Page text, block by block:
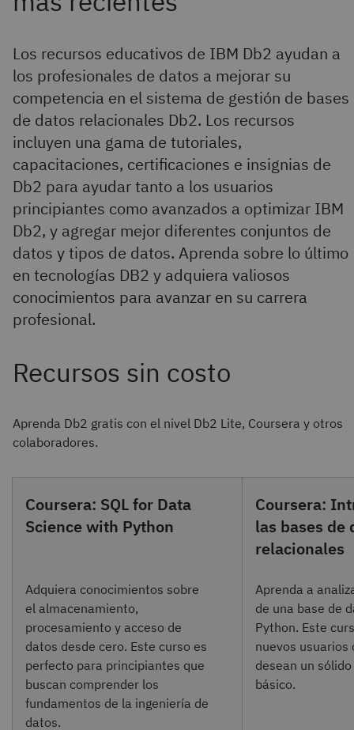
Los recursos educativos de IBM Db2 ayudan a
los profesionales de datos a mejorar su
competencia en el sistema de gestión de bases
de datos relacionales Db2. Los recursos
incluyen una gama de tutoriales,
capacitaciones, certificaciones e insignias de
Db2 para ayudar tanto a los usuarios
principiantes como avanzados a optimizar IBM
Db2, y agregar mejor diferentes conjuntos de
datos y tipos de datos. Aprenda sobre lo último
en tecnologías DB2 y adquiera valiosos
conocimientos para avanzar en su carrera
profesional.
Aprenda Db2 gratis con el nivel Db2 Lite, Coursera y otros
colaboradores.
Coursera: SQL for Data
Science with Python
Adquiera conocimientos sobre
el almacenamiento,
procesamiento y acceso de
datos desde cero. Este curso es
perfecto para principiantes que
buscan comprender los
fundamentos de la ingeniería de
datos.
Coursera:
las bases de
relacionales
Aprenda a
de una base de
Python. Este
nuevos usuarios
desean un
básico.